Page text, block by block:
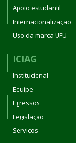
Apoio estudantil
Internacionalização
Uso da marca UFU
ICIAG
Institucional
Equipe
Egressos
Legislação
Serviços